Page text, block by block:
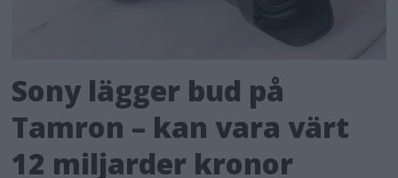
Sony lägger bud på
Tamron – kan vara värt
12 miljarder kronor